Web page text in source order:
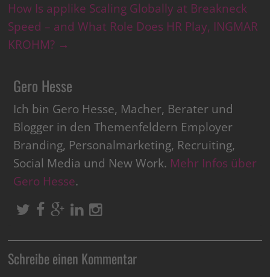
How Is applike Scaling Globally at Breakneck
Speed – and What Role Does HR Play, INGMAR
KROHM? →
Gero Hesse
Ich bin Gero Hesse, Macher, Berater und
Blogger in den Themenfeldern Employer
Branding, Personalmarketing, Recruiting,
Social Media und New Work. Mehr Infos über
Gero Hesse.
Schreibe einen Kommentar